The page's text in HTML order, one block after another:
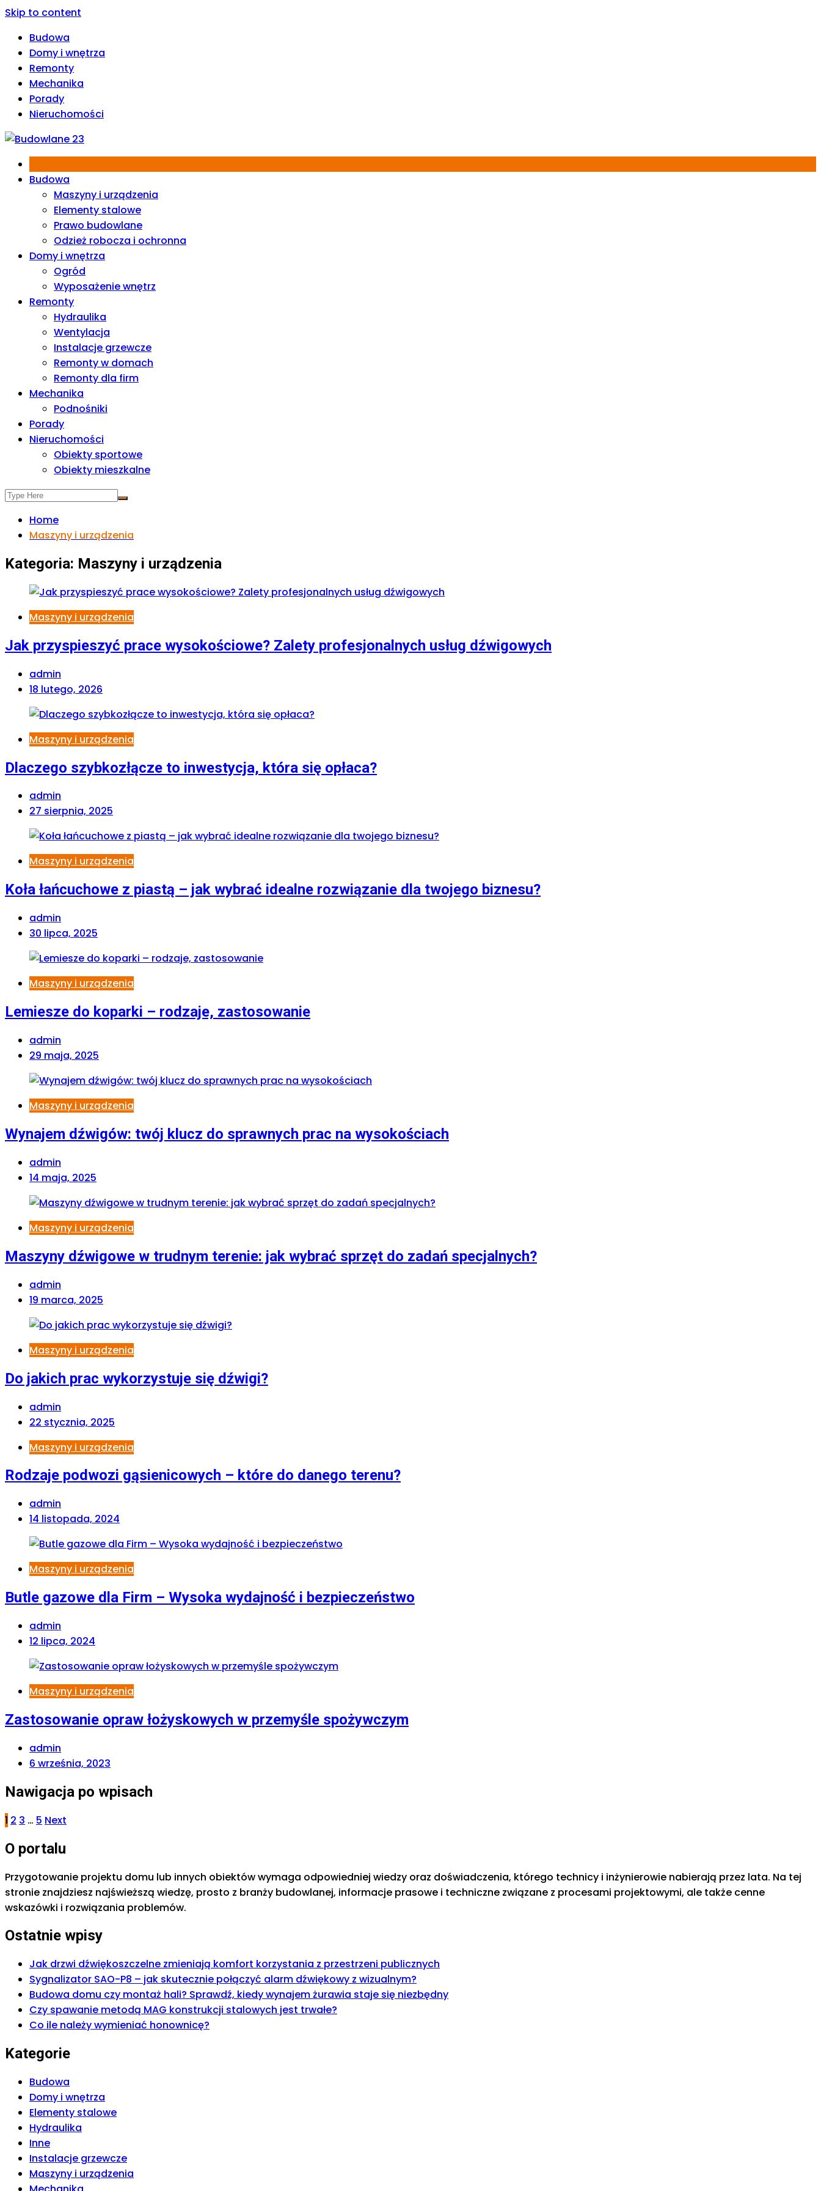
Skip to content
Budowa
Domy i wnętrza
Remonty
Mechanika
Porady
Nieruchomości
Budowa
Maszyny i urządzenia
Elementy stalowe
Prawo budowlane
Odzież robocza i ochronna
Domy i wnętrza
Ogród
Wyposażenie wnętrz
Remonty
Hydraulika
Wentylacja
Instalacje grzewcze
Remonty w domach
Remonty dla firm
Mechanika
Podnośniki
Porady
Nieruchomości
Obiekty sportowe
Obiekty mieszkalne
Home
Maszyny i urządzenia
Kategoria: Maszyny i urządzenia
Maszyny i urządzenia
Jak przyspieszyć prace wysokościowe? Zalety profesjonalnych usług dźwigowych
admin
18 lutego, 2026
Maszyny i urządzenia
Dlaczego szybkozłącze to inwestycja, która się opłaca?
admin
27 sierpnia, 2025
Maszyny i urządzenia
Koła łańcuchowe z piastą – jak wybrać idealne rozwiązanie dla twojego biznesu?
admin
30 lipca, 2025
Maszyny i urządzenia
Lemiesze do koparki – rodzaje, zastosowanie
admin
29 maja, 2025
Maszyny i urządzenia
Wynajem dźwigów: twój klucz do sprawnych prac na wysokościach
admin
14 maja, 2025
Maszyny i urządzenia
Maszyny dźwigowe w trudnym terenie: jak wybrać sprzęt do zadań specjalnych?
admin
19 marca, 2025
Maszyny i urządzenia
Do jakich prac wykorzystuje się dźwigi?
admin
22 stycznia, 2025
Maszyny i urządzenia
Rodzaje podwozi gąsienicowych – które do danego terenu?
admin
14 listopada, 2024
Maszyny i urządzenia
Butle gazowe dla Firm – Wysoka wydajność i bezpieczeństwo
admin
12 lipca, 2024
Maszyny i urządzenia
Zastosowanie opraw łożyskowych w przemyśle spożywczym
admin
6 września, 2023
Nawigacja po wpisach
1 2 3 … 5 Next
O portalu
Przygotowanie projektu domu lub innych obiektów wymaga odpowiedniej wiedzy oraz doświadczenia, którego technicy i inżynierowie nabierają przez lata. Na tej
stronie znajdziesz najświeższą wiedzę, prosto z branży budowlanej, informacje prasowe i techniczne związane z procesami projektowymi, ale także cenne
wskazówki i rozwiązania problemów.
Ostatnie wpisy
Jak drzwi dźwiękoszczelne zmieniają komfort korzystania z przestrzeni publicznych
Sygnalizator SAO-P8 – jak skutecznie połączyć alarm dźwiękowy z wizualnym?
Budowa domu czy montaż hali? Sprawdź, kiedy wynajem żurawia staje się niezbędny
Czy spawanie metodą MAG konstrukcji stalowych jest trwałe?
Co ile należy wymieniać honownicę?
Kategorie
Budowa
Domy i wnętrza
Elementy stalowe
Hydraulika
Inne
Instalacje grzewcze
Maszyny i urządzenia